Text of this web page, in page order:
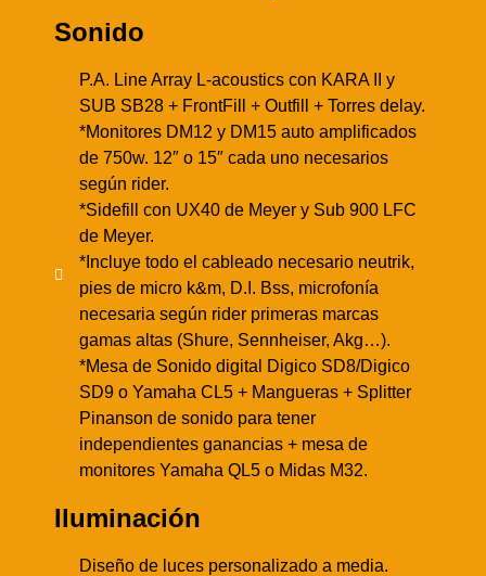
Sonido
P.A. Line Array L-acoustics con KARA II y
SUB SB28 + FrontFill + Outfill + Torres delay.
*Monitores DM12 y DM15 auto amplificados
de 750w. 12″ o 15″ cada uno necesarios
según rider.
*Sidefill con UX40 de Meyer y Sub 900 LFC
de Meyer.
*Incluye todo el cableado necesario neutrik,
pies de micro k&m, D.I. Bss, microfonía
necesaria según rider primeras marcas
gamas altas (Shure, Sennheiser, Akg…).
*Mesa de Sonido digital Digico SD8/Digico
SD9 o Yamaha CL5 + Mangueras + Splitter
Pinanson de sonido para tener
independientes ganancias + mesa de
monitores Yamaha QL5 o Midas M32.
Iluminación
Diseño de luces personalizado a media.